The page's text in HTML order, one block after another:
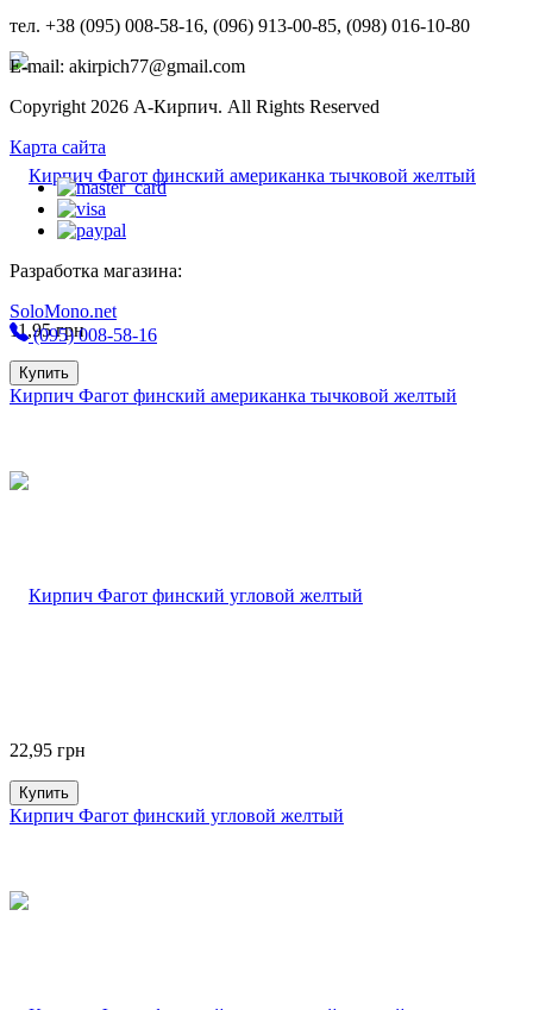
11,95грн
Купить
Кирпич Фагот финский американка тычковой желтый
22,95 грн
Купить
Кирпич Фагот финский угловой желтый
тел. +38 (095) 008-58-16, (096) 913-00-85, (098) 016-10-80
E-mail: akirpich77@gmail.com
Copyright 2026 А-Кирпич. All Rights Reserved
Карта сайта
Разработка магазина:
SoloMono.net
(095) 008-58-16